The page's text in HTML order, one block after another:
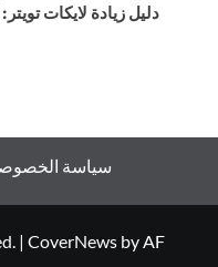
دليل زيادة لايكات
سياسة
| CoverNews by AF